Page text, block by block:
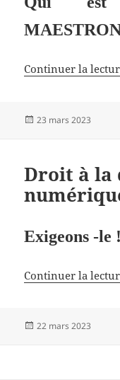
Continuer la
Publié
23 mars 2023
Droit à la
Exigeons -le !
Continuer la
Publié
22 mars 2023